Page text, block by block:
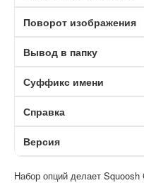
Поворот изображения
Вывод в папку
Суффикс имени
Справка
Версия
Набор опций делает